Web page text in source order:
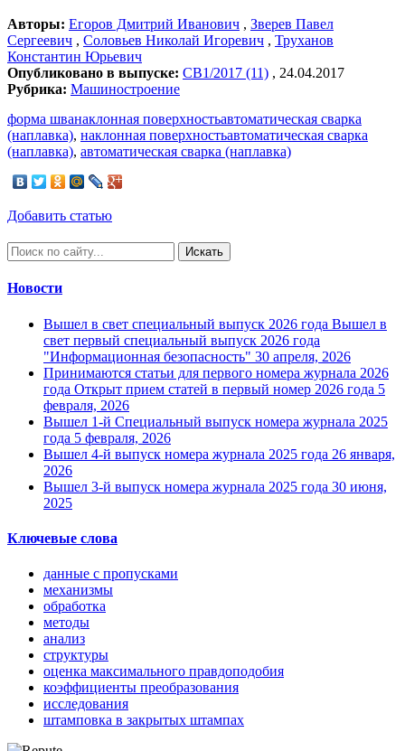
Авторы: Егоров Дмитрий Иванович , Зверев Павел
Сергеевич , Соловьев Николай Игоревич , Труханов
Константин Юрьевич
Опубликовано в выпуске: СВ1/2017 (11) , 24.04.2017
Рубрика: Машиностроение
форма шванаклонная поверхностьавтоматическая сварка
(наплавка), наклонная поверхностьавтоматическая сварка
(наплавка), автоматическая сварка (наплавка)
Добавить статью
Искать
Новости
Вышел в свет специальный выпуск 2026 года Вышел в
свет первый специальный выпуск 2026 года
"Информационная безопасность" 30 апреля, 2026
Принимаются статьи для первого номера журнала 2026
года Открыт прием статей в первый номер 2026 года 5
февраля, 2026
Вышел 1-й Специальный выпуск номера журнала 2025
года 5 февраля, 2026
Вышел 4-й выпуск номера журнала 2025 года 26 января,
2026
Вышел 3-й выпуск номера журнала 2025 года 30 июня,
2025
Ключевые слова
данные с пропусками
механизмы
обработка
методы
анализ
структуры
оценка максимального правдоподобия
коэффициенты преобразования
исследования
штамповка в закрытых штампах